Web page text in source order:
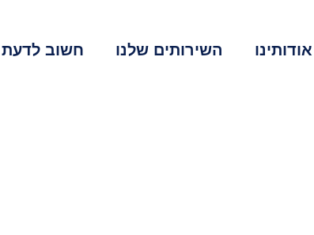
אודותינו השירותים שלנו חשוב לדעת